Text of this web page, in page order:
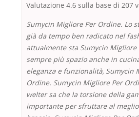
Valutazione 4.6 sulla base di 207
Sumycin Migliore Per Ordine. Lo
già da tempo ben radicato nel
attualmente sta Sumycin Migliore
sempre più spazio anche in
eleganza e funzionalità, Sumycin
Ordine. Sumycin Migliore Per
welter sa che la torsione della
importante per sfruttare al